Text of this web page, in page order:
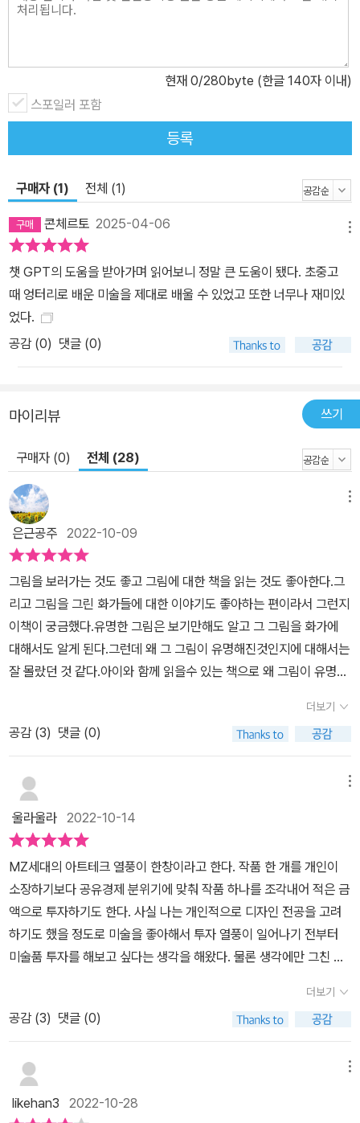
현재 0/280byte (한글 140자 이내)
스포일러 포함
등록
구매자 (1) 전체 (1)
콘체르토 2025-04-06
챗 GPT의 도움을 받아가며 읽어보니 정말 큰 도움이 됐다. 초중고
때 엉터리로 배운 미술을 제대로 배울 수 있었고 또한 너무나 재미있
었다.
공감 (0) 댓글 (0)
마이리뷰 쓰기
구매자 (0) 전체 (28)
은근공주 2022-10-09
그림을 보러가는 것도 좋고 그림에 대한 책을 읽는 것도 좋아한다.그
리고 그림을 그린 화가들에 대한 이야기도 좋아하는 편이라서 그런지
이책이 궁금했다.유명한 그림은 보기만해도 알고 그 그림을 화가에
대해서도 알게 된다.그런데 왜 그 그림이 유명해진것인지에 대해서는
잘 몰랐던 것 같다.아이와 함께 읽을수 있는 책으로 왜 그림이 유명해
스트인 저자가 모나리자, 별이 빛나는 밤, 절규, 진주 귀걸이를 한 소
녀, 이삭줍기, 키스 등 우리가 알고 있는 열두 작품에 대한 이야기를
담고 있다.왜 이 작품들이 유명해 진걸까? 하는 궁금증과 그림에 대
한 이야기와 설명까지 아이가 읽어도 이해하기 쉽고 재미있게 그림과
였기에 미술관이나 전시회에 자주 데리고 다녔다.작품들을 보여주고
설명해주고 이야기하면서 아이와 즐거운 시간을 보낸것이 생각이 나
는데왜 이 작품들이 생겼고 유명해졌는지에 대해서는 설명을 해줘야
한다고 생각도 안했고나 또한 알지도 못했기에 이책이 궁금했고 읽으
면서 궁금했던 것들을 풀수있었다. 그만큼 그림에 더 관심을 보이게
되고 다양한 작품들을 만나고 싶다는 생각도 하게 되었다.다양한 것
들과 재미있는 이야기들을 아이에게 만나게 해주고 아이가 관심을 가
지면 좋을것 같고몰랐던 것들에 대해서도 알게 되는 것이 흥미롭기도
했던 것 같아서 아이보다 내가 더 재미있게 읽은것 같다.그리고 이책
더보기
공감 (3) 댓글 (0)
울라울라 2022-10-14
MZ세대의 아트테크 열풍이 한창이라고 한다. 작품 한 개를 개인이
소장하기보다 공유경제 분위기에 맞춰 작품 하나를 조각내어 적은 금
액으로 투자하기도 한다. 사실 나는 개인적으로 디자인 전공을 고려
하기도 했을 정도로 미술을 좋아해서 투자 열풍이 일어나기 전부터
미술품 투자를 해보고 싶다는 생각을 해왔다. 물론 생각에만 그친 결
다. 그래서 이 책의 서평단을 신청하게 되었다. 우선은 명화를 알고 싶
었고, 어린이에게 설명해주듯이 쉽게 배우고 싶었고, 더 나아가 아들
에게 어릴적부터 예술적 소양을 길러주고 싶기 때문이기도 하다. 책
은 내가 딱 원하던 것을 담고 있었다. 언제, 누가 그렸는지는 몰라도
누구든 살면서 한 번은 봤을만한 그림 <모나리자>, <별이 빛나는 밤
>, <절규>, <진주 귀걸이를 한 소녀>, <이삭줍기>, <그랑드자트 섬
더보기
공감 (3) 댓글 (0)
likehan3 2022-10-28